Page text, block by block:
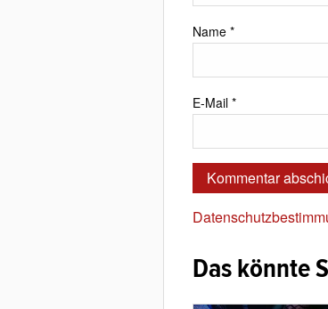
Name *
E-Mail *
Das könnte